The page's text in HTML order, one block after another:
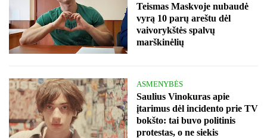
Teismas Maskvoje nubaudė
vyrą 10 parų areštu dėl
vaivorykštės spalvų
marškinėlių
ASMENYBĖS
Saulius Vinokuras apie
įtarimus dėl incidento prie TV
bokšto: tai buvo politinis
protestas, o ne siekis